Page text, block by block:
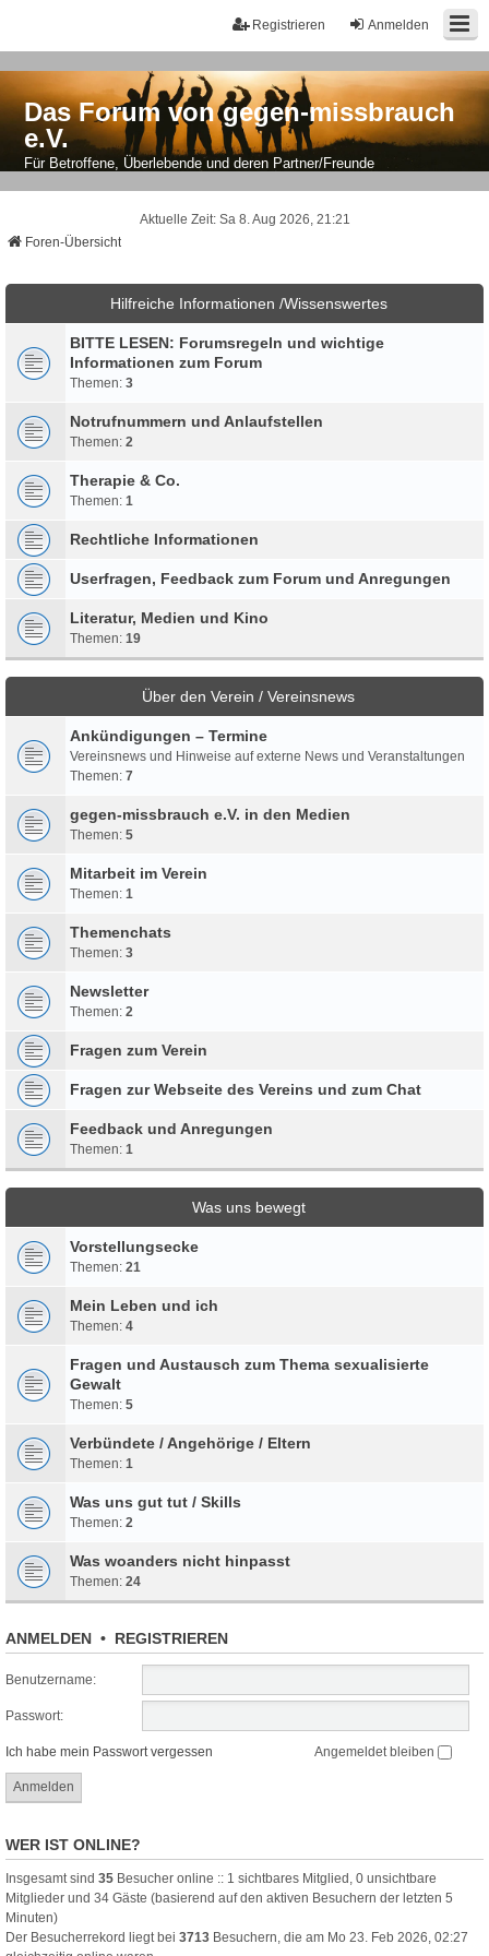
Anmelden
Registrieren
Das Forum von gegen-missbrauch
e.V.
Für Betroffene, Überlebende und deren Partner/Freunde
Aktuelle Zeit: Sa 8. Aug 2026, 21:21
Foren-Übersicht
Hilfreiche Informationen /Wissenswertes
BITTE LESEN: Forumsregeln und wichtige
Informationen zum Forum
Themen: 3
Notrufnummern und Anlaufstellen
Themen: 2
Therapie & Co.
Themen: 1
Rechtliche Informationen
Userfragen, Feedback zum Forum und Anregungen
Literatur, Medien und Kino
Themen: 19
Über den Verein / Vereinsnews
Ankündigungen – Termine
Vereinsnews und Hinweise auf externe News und Veranstaltungen
Themen: 7
gegen-missbrauch e.V. in den Medien
Themen: 5
Mitarbeit im Verein
Themen: 1
Themenchats
Themen: 3
Newsletter
Themen: 2
Fragen zum Verein
Fragen zur Webseite des Vereins und zum Chat
Feedback und Anregungen
Themen: 1
Was uns bewegt
Vorstellungsecke
Themen: 21
Mein Leben und ich
Themen: 4
Fragen und Austausch zum Thema sexualisierte
Gewalt
Themen: 5
Verbündete / Angehörige / Eltern
Themen: 1
Was uns gut tut / Skills
Themen: 2
Was woanders nicht hinpasst
Themen: 24
ANMELDEN • REGISTRIEREN
Benutzername:
Passwort:
Ich habe mein Passwort vergessen Angemeldet bleiben
WER IST ONLINE?
Insgesamt sind 35 Besucher online :: 1 sichtbares Mitglied, 0 unsichtbare
Mitglieder und 34 Gäste (basierend auf den aktiven Besuchern der letzten 5
Minuten)
Der Besucherrekord liegt bei 3713 Besuchern, die am Mo 23. Feb 2026, 02:27